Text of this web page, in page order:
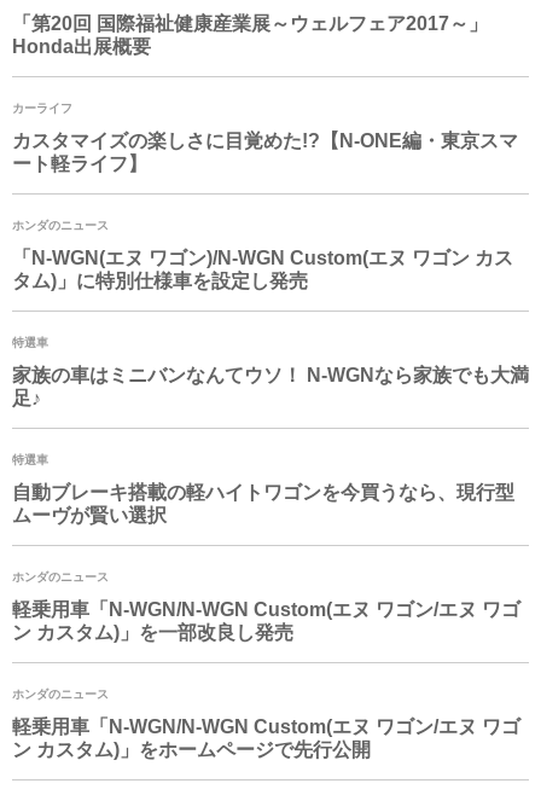
「第20回 国際福祉健康産業展～ウェルフェア2017～」
Honda出展概要
カーライフ
カスタマイズの楽しさに目覚めた!?【N-ONE編・東京スマ
ート軽ライフ】
ホンダのニュース
「 N-WGN(エヌ ワゴン)/N-WGN Custom(エヌ ワゴン カス
タム)」に特別仕様車を設定し発売
特選車
家族の車はミニバンなんてウソ！ N-WGNなら家族でも大満
足♪
特選車
自動ブレーキ搭載の軽ハイトワゴンを今買うなら、現行型
ムーヴが賢い選択
ホンダのニュース
軽乗用車「 N-WGN/N-WGN Custom(エヌ ワゴン/エヌ ワゴ
ン カスタム)」を一部改良し発売
ホンダのニュース
軽乗用車「 N-WGN/N-WGN Custom(エヌ ワゴン/エヌ ワゴ
ン カスタム)」をホームページで先行公開